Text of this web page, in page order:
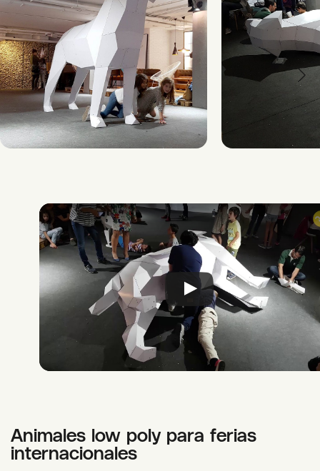
Animales low poly para ferias
internacionales